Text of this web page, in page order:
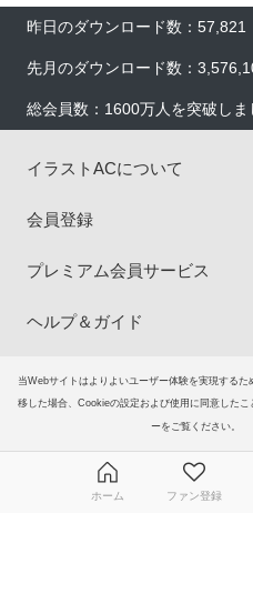
当Webサイトはよりよいユーザー体験を実現する
移した場合、Cookieの設定および使用に同意した
ーをご覧ください。
昨日のダウンロード数：57,821
先月のダウンロード数：
総会員数：1600万人を突破しま
イラストACについて
会員登録
プレミアム会員サービス
ヘルプ＆ガイド
グループサイト
© 2006-2026
ホーム ファン登録